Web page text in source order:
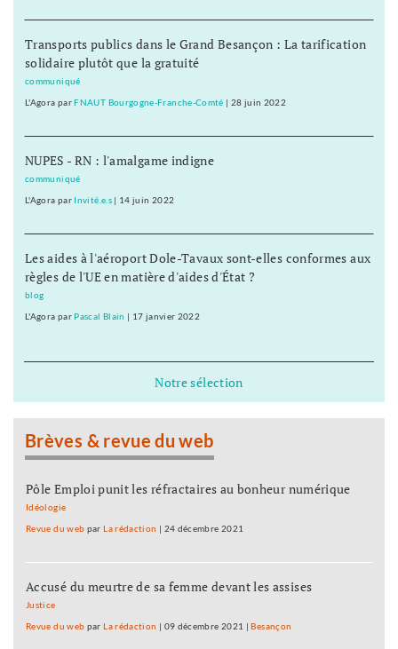
Transports publics dans le Grand Besançon : La tarification
solidaire plutôt que la gratuité
communiqué
L'Agora parFNAUT Bourgogne-Franche-Comté | 28 juin 2022
NUPES - RN : l'amalgame indigne
communiqué
L'Agora par Invité.e.s| 14 juin 2022
Les aides à l'aéroport Dole-Tavaux sont-elles conformes aux
règles de l'UE en matière d'aides d'État ?
blog
L'Agora par Pascal Blain | 17 janvier 2022
Notre sélection
Brèves & revue du web
Pôle Emploi punit les réfractaires au bonheur numérique
Idéologie
Revue du web parLa rédaction | 24 décembre 2021
Accusé du meurtre de sa femme devant les assises
Justice
Revue du web parLa rédaction | 09 décembre 2021 |Besançon